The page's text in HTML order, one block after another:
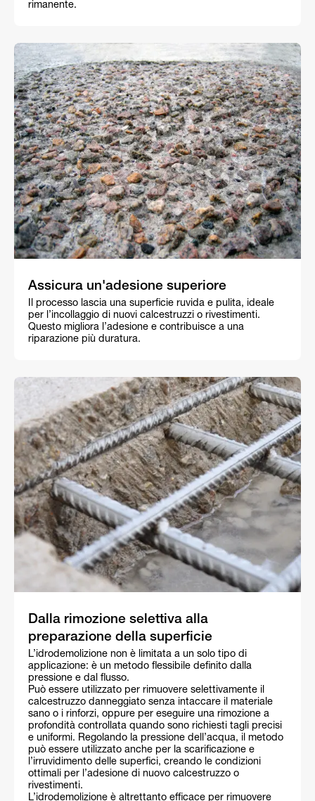
rimanente.
Assicura un'adesione superiore
Il processo lascia una superficie ruvida e pulita, ideale
per l’incollaggio di nuovi calcestruzzi o rivestimenti.
Questo migliora l’adesione e contribuisce a una
riparazione più duratura.
Dalla rimozione selettiva alla
preparazione della superficie
L’idrodemolizione non è limitata a un solo tipo di
applicazione: è un metodo flessibile definito dalla
pressione e dal flusso.
Può essere utilizzato per rimuovere selettivamente il
calcestruzzo danneggiato senza intaccare il materiale
sano o i rinforzi, oppure per eseguire una rimozione a
profondità controllata quando sono richiesti tagli precisi
e uniformi. Regolando la pressione dell’acqua, il metodo
può essere utilizzato anche per la scarificazione e
l’irruvidimento delle superfici, creando le condizioni
ottimali per l’adesione di nuovo calcestruzzo o
rivestimenti.
L’idrodemolizione è altrettanto efficace per rimuovere